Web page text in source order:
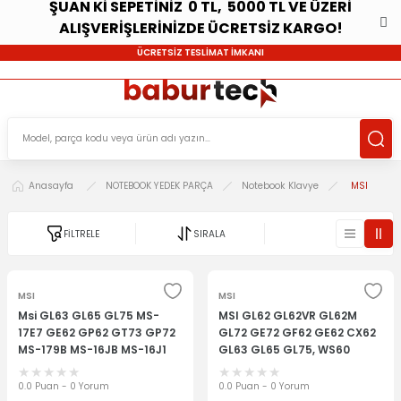
ŞUAN Kİ SEPETİNİZ 0 TL, 5000 TL VE ÜZERİ
ALIŞVERİŞLERİNİZDE ÜCRETSİZ KARGO!
ÜCRETSİZ TESLİMAT İMKANI
Anasayfa NOTEBOOK YEDEK PARÇA Notebook Klavye MSI
FİLTRELE SIRALA
MSI
Msi GL63 GL65 GL75 MS-
17E7 GE62 GP62 GT73 GP72
MS-179B MS-16JB MS-16J1
MS-16J2 MS-13J3 MS-16J5
GL72VR GL73 GV62 GV62VR
0.0 Puan - 0 Yorum
MSI
MSI GL62 GL62VR GL62M
GL72 GE72 GF62 GE62 CX62
GL63 GL65 GL75, WS60
GS60 GS70 GT62 GT72 GP62
GP62VR GS63 GP72 GP73
0.0 Puan - 0 Yorum